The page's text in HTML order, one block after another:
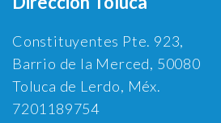
Constituyentes Pte. 923,
Barrio de la Merced, 50080
Toluca de Lerdo, Méx.
7201189754